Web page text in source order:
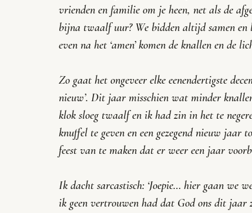
vrienden en familie om je heen, net als de
bijna twaalf uur? We bidden altijd samen en
even na het ‘amen’ komen de knallen en de
Zo gaat het ongeveer elke eenendertigste
nieuw’. Dit jaar misschien wat minder
klok sloeg twaalf en ik had zin in het te
knuffel te geven en een gezegend nieuw jaar
feest van te maken dat er weer een jaar
Ik dacht sarcastisch: ‘Joepie… hier gaan we
ik geen vertrouwen had dat God ons dit jaar